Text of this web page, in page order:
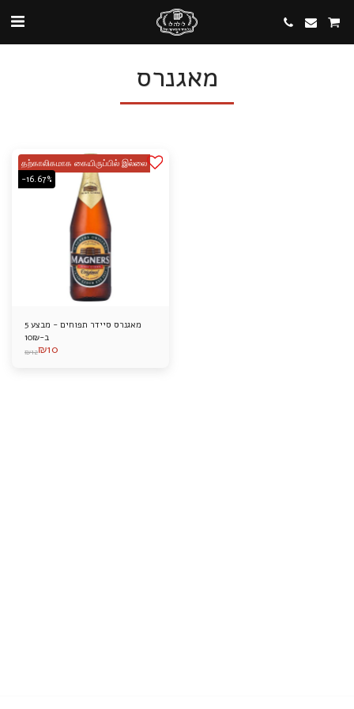
מאגנרס
தற்காலிகமாக கையிருப்பில் இல்லை
-16.67%
מאגנרס סיידר תפוחים - מבצע 5
ב-10₪
₪12₪10